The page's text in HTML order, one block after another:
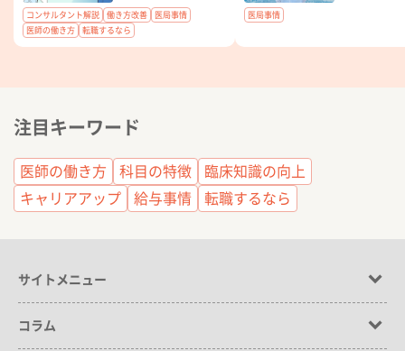
コンサルタント解説 働き方改善
医局事情
医師の働き方
転職するなら
医局事情
注目キーワード
医師の働き方 科目の特徴
臨床知識の向上
キャリアアップ
給与事情 転職するなら
サイトメニュー
コラム